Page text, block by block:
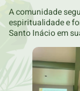
A comunidade
espiritualidade e
Santo Inácio em